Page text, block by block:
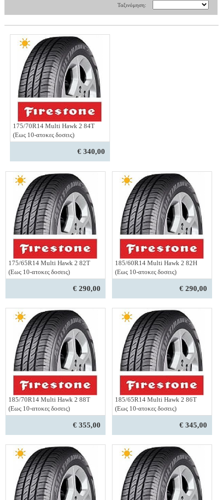
Ταξινόμηση:
175/70R14 Multi Hawk 2 84T
(Εως 10-ατοκες δοσεις)
€ 340,00
175/65R14 Multi Hawk 2 82T
(Εως 10-ατοκες δοσεις)
€ 290,00
185/60R14 Multi Hawk 2 82H
(Εως 10-ατοκες δοσεις)
€ 290,00
185/70R14 Multi Hawk 2 88T
(Εως 10-ατοκες δοσεις)
€ 355,00
185/65R14 Multi Hawk 2 86T
(Εως 10-ατοκες δοσεις)
€ 345,00